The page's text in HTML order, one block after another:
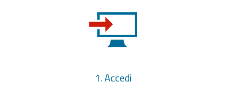
1. Accedi